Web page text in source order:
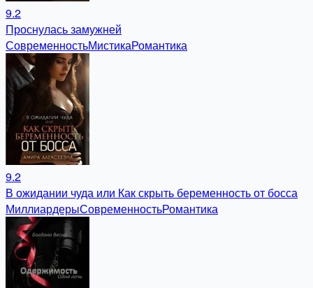
9.2
Проснулась замужней
СовременностьМистикаРомантика
9.2
В ожидании чуда или Как скрыть беременность от босса
МиллиардерыСовременностьРомантика